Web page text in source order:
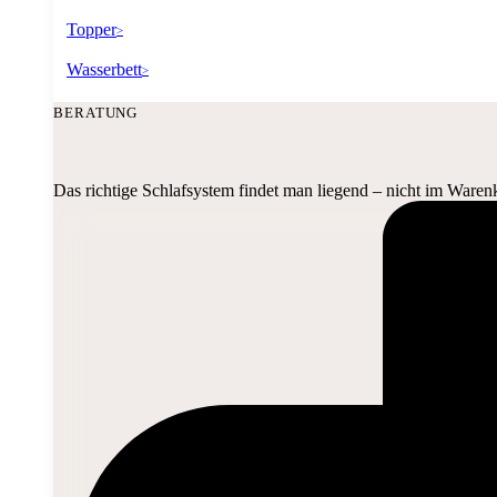
Topper>
Wasserbett>
BERATUNG
Das richtige Schlafsystem findet man liegend – nicht im